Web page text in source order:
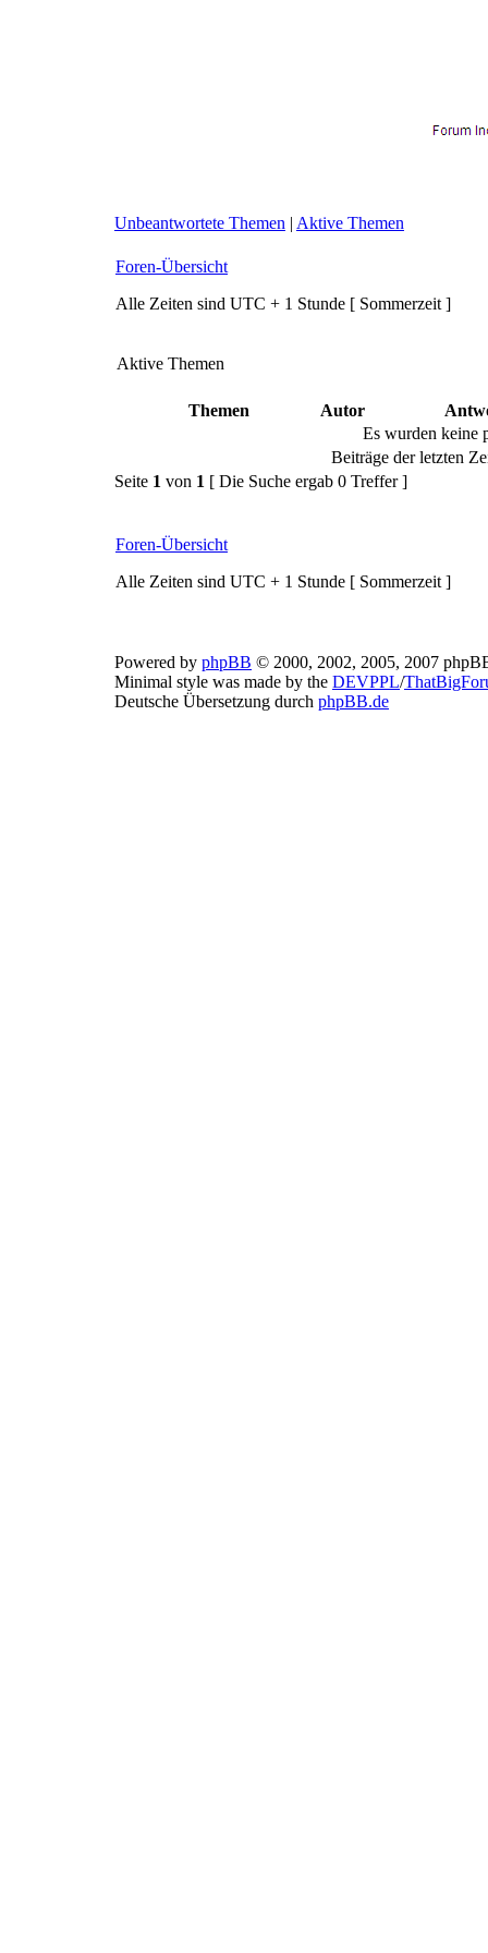
Unbeantwortete Themen | Aktive Themen
Foren-Übersicht
Alle Zeiten sind UTC + 1 Stunde [ Sommerzeit ]
Aktive Themen
Themen Autor
Es wurden keine
Beiträge der letzten
Seite 1 von 1 [ Die Suche ergab 0 Treffer ]
Foren-Übersicht
Alle Zeiten sind UTC + 1 Stunde [ Sommerzeit ]
Powered by phpBB © 2000, 2002, 2005, 2007
Minimal style was made by the DEVPPL/
Deutsche Übersetzung durch phpBB.de